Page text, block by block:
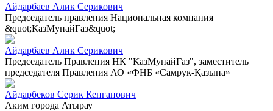
Айдарбаев Алик Серикович
Председатель правления Национальная компания
&quot;КазМунайГаз&quot;
Айдарбаев Алик Серикович
Председатель Правления НК "КазМунайГаз", заместитель
председателя Правления АО «ФНБ «Самрук-Қазына»
Айдарбеков Серик Кенганович
Аким города Атырау